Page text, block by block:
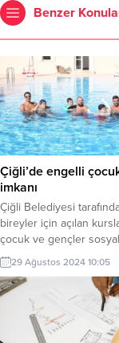
Benzer
Çiğli’de engelli
imkanı
Çiğli Belediyesi
bireyler için açılan
çocuk ve gençler
fiziksel ve ruhsal
kendilerine iyi gelen
bulunuyor. Özel
yaşama entegre olması
çalışmalar
Çiğli Belediye Başkanı
29 Ağustos 2024 10:05